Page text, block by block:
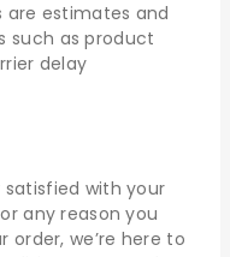
are estimates and
such as product
delay
with your
any reason you
we’re here to